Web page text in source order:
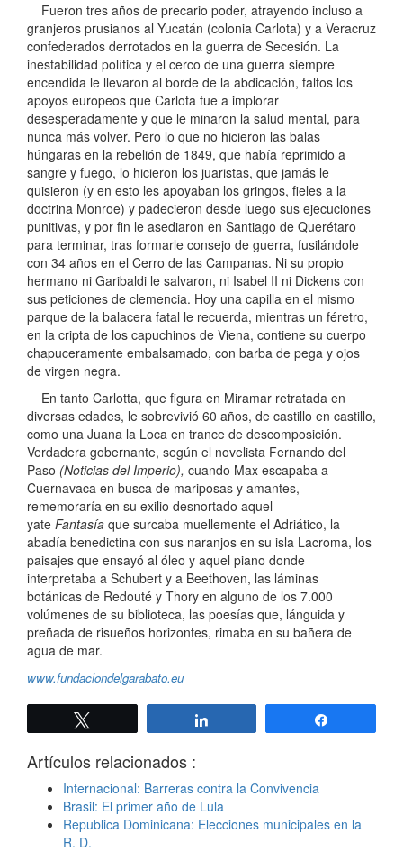
Fueron tres años de precario poder, atrayendo incluso a
granjeros prusianos al Yucatán (colonia Carlota) y a Veracruz
confederados derrotados en la guerra de Secesión. La
inestabilidad política y el cerco de una guerra siempre
encendida le llevaron al borde de la abdicación, faltos los
apoyos europeos que Carlota fue a implorar
desesperadamente y que le minaron la salud mental, para
nunca más volver. Pero lo que no hicieron las balas
húngaras en la rebelión de 1849, que había reprimido a
sangre y fuego, lo hicieron los juaristas, que jamás le
quisieron (y en esto les apoyaban los gringos, fieles a la
doctrina Monroe) y padecieron desde luego sus ejecuciones
punitivas, y por fin le asediaron en Santiago de Querétaro
para terminar, tras formarle consejo de guerra, fusilándole
con 34 años en el Cerro de las Campanas. Ni su propio
hermano ni Garibaldi le salvaron, ni Isabel II ni Dickens con
sus peticiones de clemencia. Hoy una capilla en el mismo
parque de la balacera fatal le recuerda, mientras un féretro,
en la cripta de los capuchinos de Viena, contiene su cuerpo
chapuceramente embalsamado, con barba de pega y ojos
de virgen negra.
En tanto Carlotta, que figura en Miramar retratada en
diversas edades, le sobrevivió 60 años, de castillo en castillo,
como una Juana la Loca en trance de descomposición.
Verdadera gobernante, según el novelista Fernando del
Paso (Noticias del Imperio), cuando Max escapaba a
Cuernavaca en busca de mariposas y amantes,
rememoraría en su exilio desnortado aquel
yate Fantasía que surcaba muellemente el Adriático, la
abadía benedictina con sus naranjos en su isla Lacroma, los
paisajes que ensayó al óleo y aquel piano donde
interpretaba a Schubert y a Beethoven, las láminas
botánicas de Redouté y Thory en alguno de los 7.000
volúmenes de su biblioteca, las poesías que, lánguida y
preñada de risueños horizontes, rimaba en su bañera de
agua de mar.
www.fundaciondelgarabato.eu
Artículos relacionados :
Internacional: Barreras contra la Convivencia
Brasil: El primer año de Lula
Republica Dominicana: Elecciones municipales en la
R. D.